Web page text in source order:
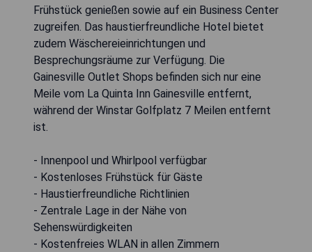
Frühstück genießen sowie auf ein Business Center
zugreifen. Das haustierfreundliche Hotel bietet
zudem Wäschereieinrichtungen und
Besprechungsräume zur Verfügung. Die
Gainesville Outlet Shops befinden sich nur eine
Meile vom La Quinta Inn Gainesville entfernt,
während der Winstar Golfplatz 7 Meilen entfernt
ist.
- Innenpool und Whirlpool verfügbar
- Kostenloses Frühstück für Gäste
- Haustierfreundliche Richtlinien
- Zentrale Lage in der Nähe von
Sehenswürdigkeiten
- Kostenfreies WLAN in allen Zimmern